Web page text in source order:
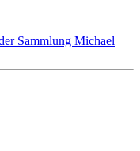
Sammlung Michael